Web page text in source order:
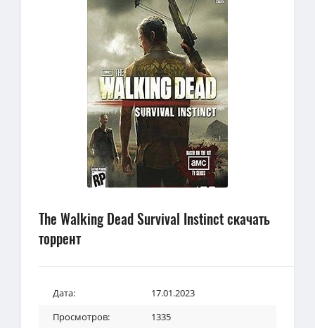
The Walking Dead Survival Instinct скачать
торрент
Дата:
17.01.2023
Просмотров:
1335